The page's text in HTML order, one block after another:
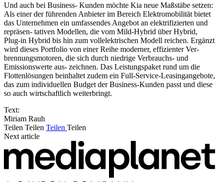
Und auch bei Business- Kunden möchte Kia neue Maßstäbe setzen:
Als einer der führenden Anbieter im Bereich Elektromobilität bietet
das Unternehmen ein umfassendes Angebot an elektrifizierten und
repräsen- tativen Modellen, die vom Mild-Hybrid über Hybrid,
Plug-in Hybrid bis hin zum vollelektrischen Modell reichen. Ergänzt
wird dieses Portfolio von einer Reihe moderner, effizienter Ver-
brennungsmotoren, die sich durch niedrige Verbrauchs- und
Emissionswerte aus- zeichnen. Das Leistungspaket rund um die
Flottenlösungen beinhaltet zudem ein Full-Service-Leasingangebote,
das zum individuellen Budget der Business-Kunden passt und diese
so auch wirtschaftlich weiterbringt.
Text:
Miriam Rauh
Teilen Teilen Teilen Teilen
Next article